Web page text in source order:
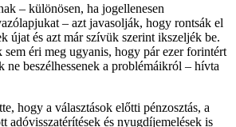
– különösen, ha jogellenesen
– azt javasolják, hogy rontsák el
újat és azt már szívük szerint ikszeljék be.
sem éri meg ugyanis, hogy pár ezer forintért
ne beszélhessenek a problémáikról – hívta
hogy a választások előtti pénzosztás, a
adóvisszatérítések és nyugdíjemelések is